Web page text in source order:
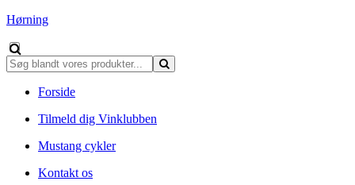
Hørning
Forside
Tilmeld dig Vinklubben
Mustang cykler
Kontakt os